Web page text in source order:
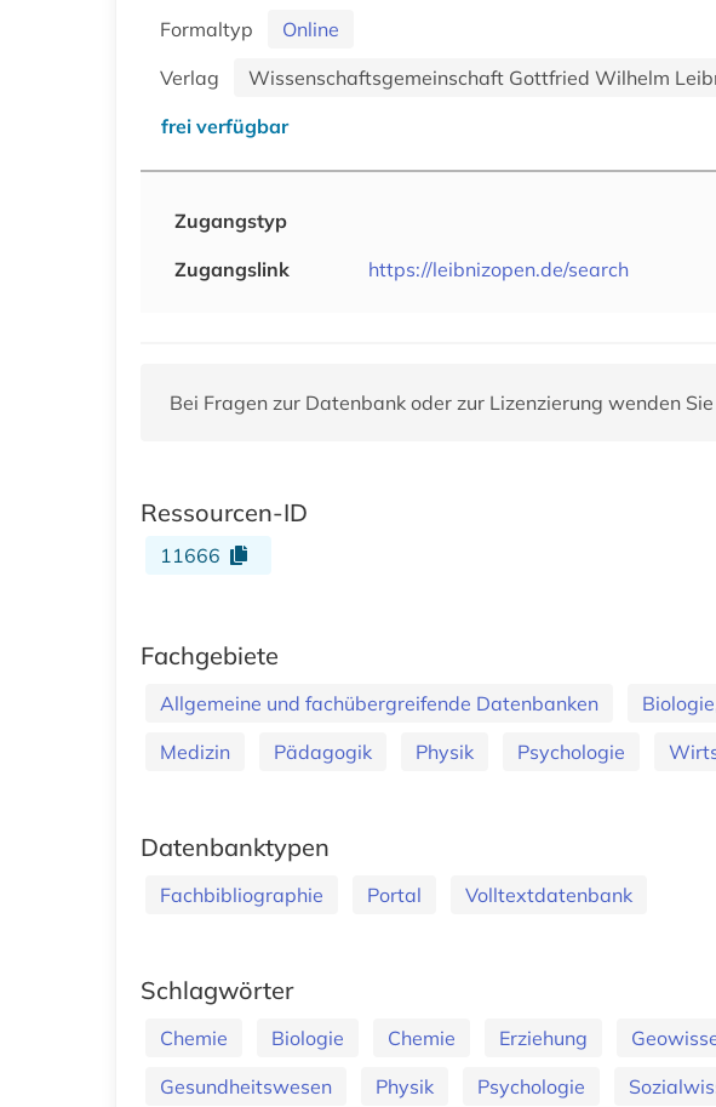
Formaltyp
Online
Verlag
Wissenschaftsgemeinschaft Gottfried Wilhelm
frei verfügbar
Zugangstyp
Zugangslink
https://leibnizopen.de/search
Bei Fragen zur Datenbank oder zur Lizenzierung wenden
Ressourcen-ID
11666
Fachgebiete
Allgemeine und fachübergreifende Datenbanken
Medizin
Pädagogik Physik Psychologie
Datenbanktypen
Fachbibliographie Portal Volltextdatenbank
Schlagwörter
Chemie Biologie Chemie Erziehung
Gesundheitswesen
Physik Psychologie